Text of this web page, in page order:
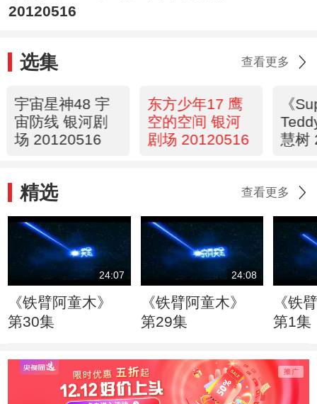
20120516
选集 查看更多
宇宙星神48 宇
宙防线 银河剧
场 20120516
东方少年17 鹰
空的空间 银河
剧场 20120516
《
慧树
精选 查看更多
24:07
《铁臂阿童木》
第30集
24:08
《铁臂阿童木》
第29集
《铁
第1集